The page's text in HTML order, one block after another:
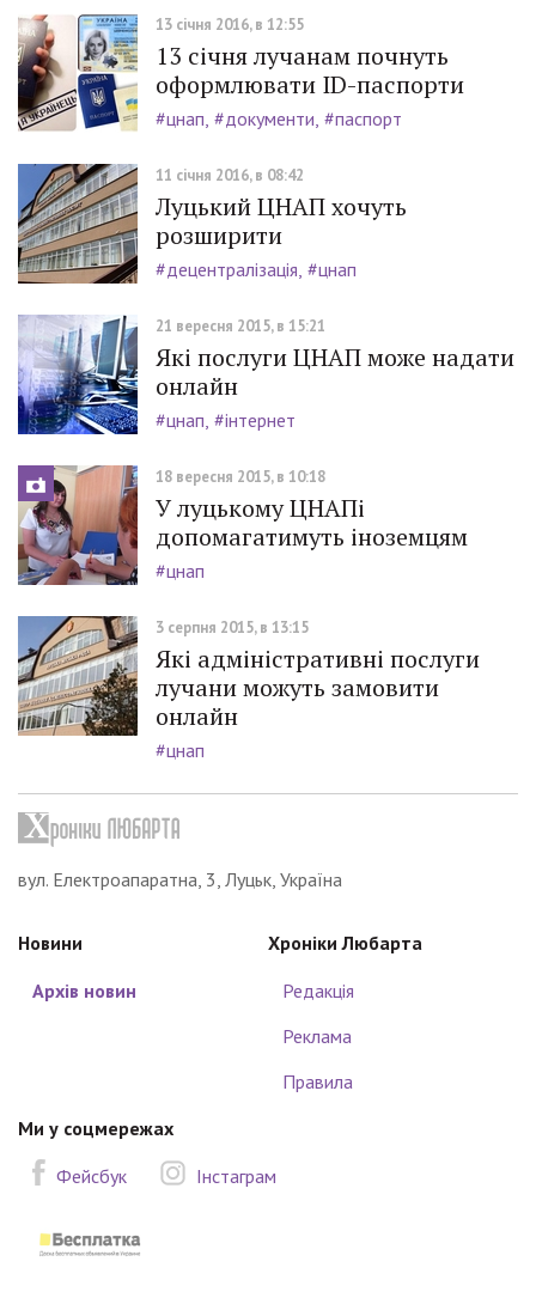
13 січня 2016, в 12:55
13 січня лучанам почнуть
оформлювати ID-паспорти
#цнап #документи #паспорт
11 січня 2016, в 08:42
Луцький ЦНАП хочуть
розширити
#децентралізація #цнап
21 вересня 2015, в 15:21
Які послуги ЦНАП може надати
онлайн
#цнап #інтернет
18 вересня 2015, в 10:18
У луцькому ЦНАПі
допомагатимуть іноземцям
#цнап
3 серпня 2015, в 13:15
Які адміністративні послуги
лучани можуть замовити
онлайн
#цнап
вул. Електроапаратна, 3, Луцьк, Україна
Новини
Архів новин
Хроніки Любарта
Редакція
Реклама
Правила
Ми у соцмережах
Фейсбук
Інстаграм